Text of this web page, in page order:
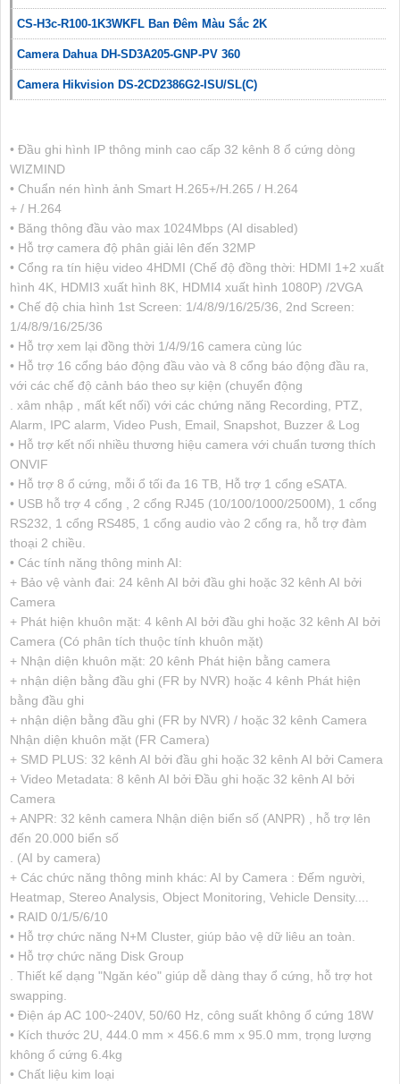
CS-H3c-R100-1K3WKFL Ban Đêm Màu Sắc 2K
Camera Dahua DH-SD3A205-GNP-PV 360
Camera Hikvision DS-2CD2386G2-ISU/SL(C)
• Đầu ghi hình IP thông minh cao cấp 32 kênh 8 ổ cứng dòng
WIZMIND
• Chuẩn nén hình ảnh Smart H.265+/H.265 / H.264
+ / H.264
• Băng thông đầu vào max 1024Mbps (AI disabled)
• Hỗ trợ camera độ phân giải lên đến 32MP
• Cổng ra tín hiệu video 4HDMI (Chế độ đồng thời: HDMI 1+2 xuất
hình 4K, HDMI3 xuất hình 8K, HDMI4 xuất hình 1080P) /2VGA
• Chế độ chia hình 1st Screen: 1/4/8/9/16/25/36, 2nd Screen:
1/4/8/9/16/25/36
• Hỗ trợ xem lại đồng thời 1/4/9/16 camera cùng lúc
• Hỗ trợ 16 cổng báo động đầu vào và 8 cổng báo động đầu ra,
với các chế độ cảnh báo theo sự kiện (chuyển động
. xâm nhập , mất kết nối) với các chứng năng Recording, PTZ,
Alarm, IPC alarm, Video Push, Email, Snapshot, Buzzer & Log
• Hỗ trợ kết nối nhiều thương hiệu camera với chuẩn tương thích
ONVIF
• Hỗ trợ 8 ổ cứng, mỗi ổ tối đa 16 TB, Hỗ trợ 1 cổng eSATA.
• USB hỗ trợ 4 cổng , 2 cổng RJ45 (10/100/1000/2500M), 1 cổng
RS232, 1 cổng RS485, 1 cổng audio vào 2 cổng ra, hỗ trợ đàm
thoại 2 chiều.
• Các tính năng thông minh AI:
+ Bảo vệ vành đai: 24 kênh AI bởi đầu ghi hoặc 32 kênh AI bởi
Camera
+ Phát hiện khuôn mặt: 4 kênh AI bởi đầu ghi hoặc 32 kênh AI bởi
Camera (Có phân tích thuộc tính khuôn mặt)
+ Nhận diện khuôn mặt: 20 kênh Phát hiện bằng camera
+ nhận diện bằng đầu ghi (FR by NVR) hoặc 4 kênh Phát hiện
bằng đầu ghi
+ nhận diện bằng đầu ghi (FR by NVR) / hoặc 32 kênh Camera
Nhận diện khuôn mặt (FR Camera)
+ SMD PLUS: 32 kênh AI bởi đầu ghi hoặc 32 kênh AI bởi Camera
+ Video Metadata: 8 kênh AI bởi Đầu ghi hoặc 32 kênh AI bởi
Camera
+ ANPR: 32 kênh camera Nhận diện biển số (ANPR) , hỗ trợ lên
đến 20.000 biển số
. (AI by camera)
+ Các chức năng thông minh khác: AI by Camera : Đếm người,
Heatmap, Stereo Analysis, Object Monitoring, Vehicle Density....
• RAID 0/1/5/6/10
• Hỗ trợ chức năng N+M Cluster, giúp bảo vệ dữ liêu an toàn.
• Hỗ trợ chức năng Disk Group
. Thiết kế dạng "Ngăn kéo" giúp dễ dàng thay ổ cứng, hỗ trợ hot
swapping.
• Điện áp AC 100~240V, 50/60 Hz, công suất không ổ cứng 18W
• Kích thước 2U, 444.0 mm × 456.6 mm x 95.0 mm, trọng lượng
không ổ cứng 6.4kg
• Chất liệu kim loại